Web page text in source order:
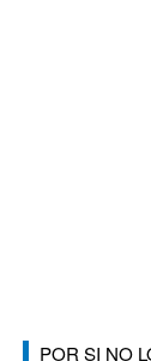
POR SI NO